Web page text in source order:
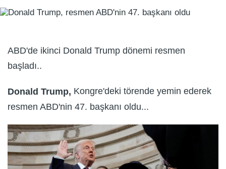
ABD'de ikinci Donald Trump dönemi resmen
başladı..
Donald Trump, Kongre'deki törende yemin ederek
resmen ABD'nin 47. başkanı oldu...